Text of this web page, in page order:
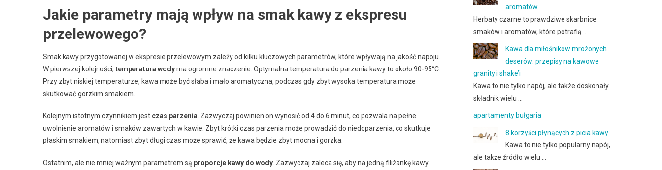
Jakie parametry mają wpływ na smak kawy z ekspresu
przelewowego?
Smak kawy przygotowanej w ekspresie przelewowym zależy od kilku kluczowych parametrów, które wpływają na jakość napoju.
W pierwszej kolejności, temperatura wodyma ogromne znaczenie. Optymalna temperatura do parzenia kawy to około 90-95°C.
Przy zbyt niskiej temperaturze, kawa może być słaba i mało aromatyczna, podczas gdy zbyt wysoka temperatura może
skutkować gorzkim smakiem.
Kolejnym istotnym czynnikiem jest czas parzenia . Zazwyczaj powinien on wynosić od 4 do 6 minut, co pozwala na pełne
uwolnienie aromatów i smaków zawartych w kawie. Zbyt krótki czas parzenia może prowadzić do niedoparzenia, co skutkuje
płaskim smakiem, natomiast zbyt długi czas może sprawić, że kawa będzie zbyt mocna i gorzka.
Ostatnim, ale nie mniej ważnym parametrem są proporcje kawy do wody . Zazwyczaj zaleca się, aby na jedną filiżankę kawy
aromatów
Herbaty czarne to prawdziwe skarbnice
smaków i aromatów, które potrafią …
Kawa dla miłośników mrożonych
deserów: przepisy na kawowe
granity i shake’i
Kawa to nie tylko napój, ale także doskonały
składnik wielu …
apartamenty bułgaria
8 korzyści płynących z picia kawy
Kawa to nie tylko popularny napój,
ale także źródło wielu …